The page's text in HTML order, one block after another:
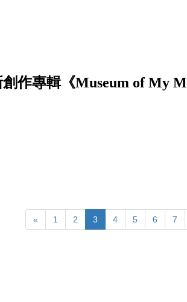
作專輯《Museum of My
« 1 2 3 4 5 6 7